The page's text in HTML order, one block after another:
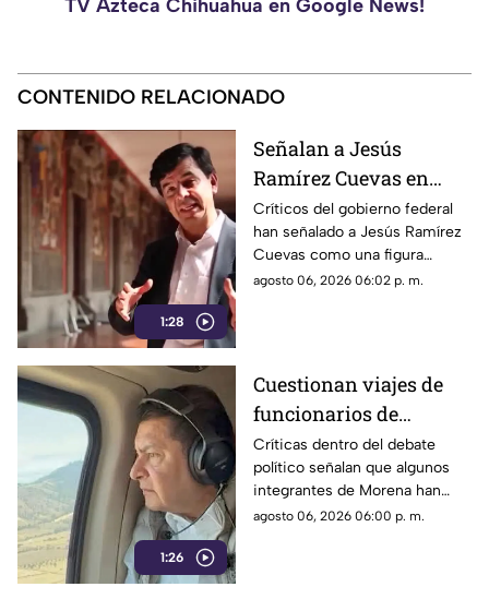
TV Azteca Chihuahua en Google News!
CONTENIDO RELACIONADO
1:28
Señalan a Jesús
Ramírez Cuevas en
debate sobre regulación
y libertad de expresión
Críticos del gobierno federal
han señalado a Jesús Ramírez
Cuevas como una figura
relevante dentro de la
agosto 06, 2026 06:02 p. m.
1:26
Cuestionan viajes de
funcionarios de
Morena por presuntos
gastos alejados de la
austeridad
Críticas dentro del debate
político señalan que algunos
integrantes de Morena han
sido señalados por realizar
agosto 06, 2026 06:00 p. m.